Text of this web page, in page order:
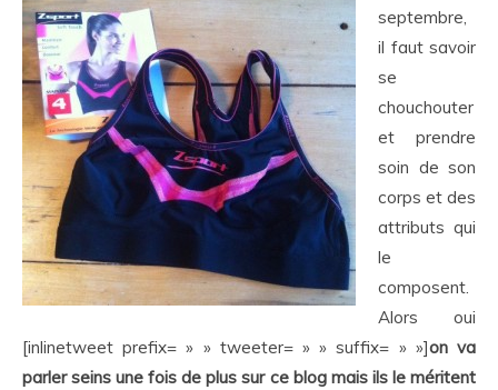
septembre,
il faut savoir
se
chouchouter
et prendre
soin de son
corps et des
attributs qui
le
composent.
Alors oui
[inlinetweet prefix= » » tweeter= » » suffix= » »]on va
parler seins une fois de plus sur ce blog mais ils le méritent